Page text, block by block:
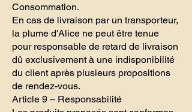
Consommation.
En cas de livraison par un transporteur,
la plume d'Alice ne peut être tenue
pour responsable de retard de livraison
dû exclusivement à une indisponibilité
du client après plusieurs propositions
de rendez-vous.
Article 9 – Responsabilité